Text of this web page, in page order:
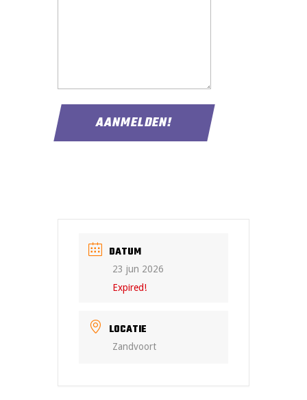
DATUM
23 jun 2026
Expired!
LOCATIE
Zandvoort